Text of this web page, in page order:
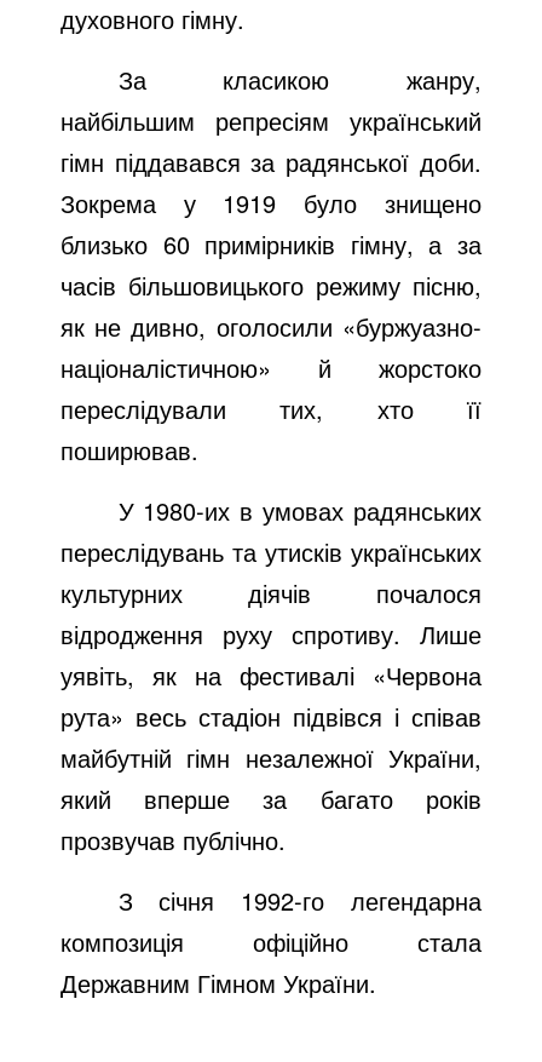
духовного гімну.
За класикою жанру,
найбільшим репресіям український
гімн піддавався за радянської доби.
Зокрема у 1919 було знищено
близько 60 примірників гімну, а за
часів більшовицького режиму пісню,
як не дивно, оголосили «буржуазно-
націоналістичною» й жорстоко
переслідували тих, хто її
поширював.
У 1980-их в умовах радянських
переслідувань та утисків українських
культурних діячів почалося
відродження руху спротиву. Лише
уявіть, як на фестивалі «Червона
рута» весь стадіон підвівся і співав
майбутній гімн незалежної України,
який вперше за багато років
прозвучав публічно.
З січня 1992-го легендарна
композиція офіційно стала
Державним Гімном України.